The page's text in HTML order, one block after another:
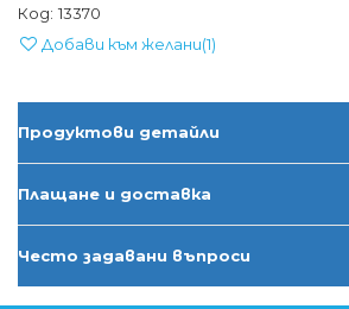
Код: 13370
Добави към желани(1)
Продуктови детайли
Плащане и доставка
Често задавани въпроси